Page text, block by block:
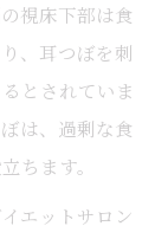
践法
視床下部は食
、耳つぼを刺
とされていま
は、過剰な食
ちます。
エットサロン